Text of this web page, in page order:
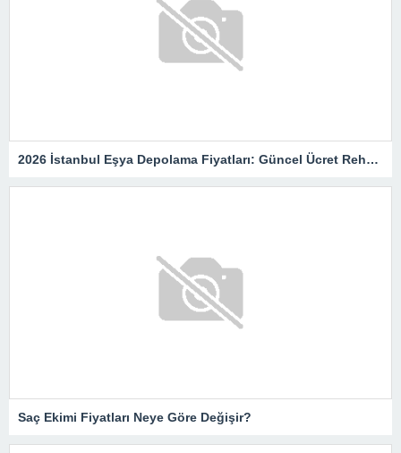
2026 İstanbul Eşya Depolama Fiyatları: Güncel Ücret Rehberi
Saç Ekimi Fiyatları Neye Göre Değişir?